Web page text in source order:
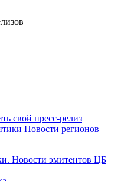
свой пресс-релиз
Новости регионов
Новости эмитентов ЦБ